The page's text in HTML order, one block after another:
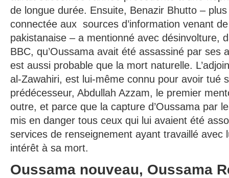
de longue durée. Ensuite, Benazir Bhutto –
connectée aux sources d’information venant
pakistanaise – a mentionné avec désinvolture,
BBC, qu’Oussama avait été assassiné par ses
est aussi probable que la mort naturelle.
al-Zawahiri, est lui-même connu pour avoir tué
prédécesseur, Abdullah Azzam, le premier
outre, et parce que la capture d’Oussama par
mis en danger tous ceux qui lui avaient été
services de renseignement ayant travaillé avec
intérêt à sa mort.
Oussama nouveau, Oussama